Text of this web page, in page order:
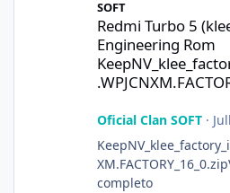
SOFT
Redmi Turbo 5
Engineering Rom
Oficial Clan SOFT·
completo